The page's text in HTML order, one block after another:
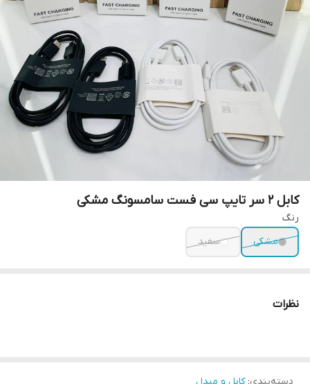
کابل 2 سر تایپ سی فست سامسونگ مشکی
رنگ
مشکی
سفید
نظرات